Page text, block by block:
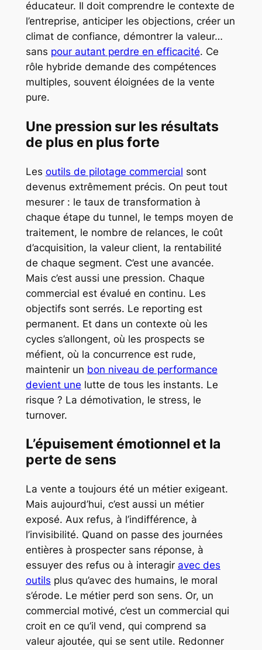
éducateur. Il doit comprendre le contexte de
l’entreprise, anticiper les objections, créer un
climat de confiance, démontrer la valeur…
sans pour autant perdre en efficacité. Ce
rôle hybride demande des compétences
multiples, souvent éloignées de la vente
pure.
Une pression sur les résultats
de plus en plus forte
Les outils de pilotage commercial sont
devenus extrêmement précis. On peut tout
mesurer : le taux de transformation à
chaque étape du tunnel, le temps moyen de
traitement, le nombre de relances, le coût
d’acquisition, la valeur client, la rentabilité
de chaque segment. C’est une avancée.
Mais c’est aussi une pression. Chaque
commercial est évalué en continu. Les
objectifs sont serrés. Le reporting est
permanent. Et dans un contexte où les
cycles s’allongent, où les prospects se
méfient, où la concurrence est rude,
maintenir un bon niveau de performance
devient une lutte de tous les instants. Le
risque ? La démotivation, le stress, le
turnover.
L’épuisement émotionnel et la
perte de sens
La vente a toujours été un métier exigeant.
Mais aujourd’hui, c’est aussi un métier
exposé. Aux refus, à l’indifférence, à
l’invisibilité. Quand on passe des journées
entières à prospecter sans réponse, à
essuyer des refus ou à interagir avec des
outils plus qu’avec des humains, le moral
s’érode. Le métier perd son sens. Or, un
commercial motivé, c’est un commercial qui
croit en ce qu’il vend, qui comprend sa
valeur ajoutée, qui se sent utile. Redonner